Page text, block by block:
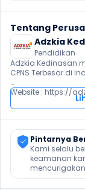
Tentang
Adzkia
Pendidikan
Adzkia Kedinasan
CPNS Terbesar di
Website : https://
Pintarnya
Kami selalu
keamanan